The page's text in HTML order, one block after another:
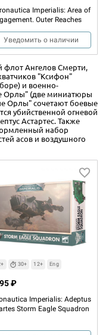
Imperialis: Area of
Outer Reaches
Уведомить о наличии
флот Ангелов Смерти,
"Ксифон"
и военно-
Орлы" (две миниатюры
Орлы" сочетают боевые
убийственной огневой
Астартес. Также
набор
асов и воздушного
30+ 12+ Eng
Imperialis: Adeptus
Storm Eagle Squadron
₽